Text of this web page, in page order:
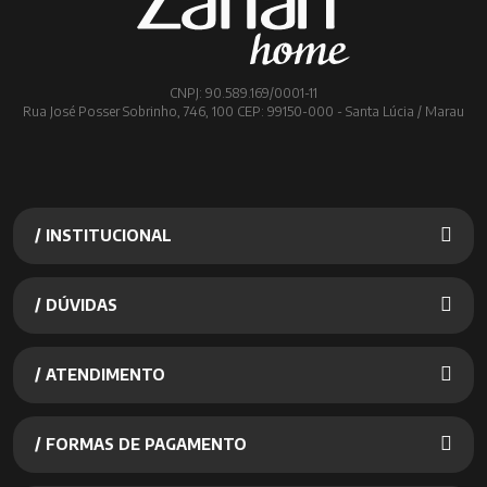
CNPJ: 90.589.169/0001-11
Rua José Posser Sobrinho, 746, 100 CEP: 99150-000 - Santa Lúcia / Marau
/ INSTITUCIONAL
/ DÚVIDAS
/ ATENDIMENTO
/ FORMAS DE PAGAMENTO